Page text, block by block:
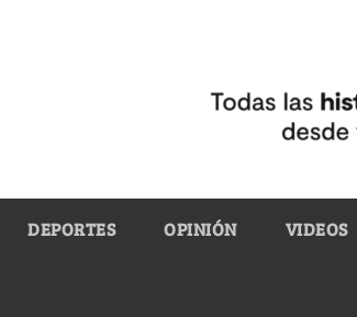
DEPORTES OPINIÓN VIDEOS